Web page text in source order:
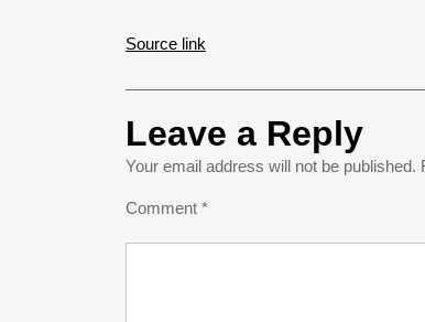
Source link
Leave a Reply
Your email address will not be published.
Comment *